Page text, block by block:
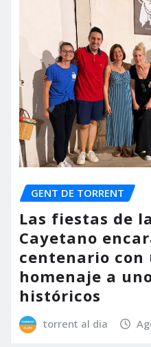
GENT DE TORRENT
Las fiestas de
Cayetano
centenario con
homenaje a
históricos
torrent al dia